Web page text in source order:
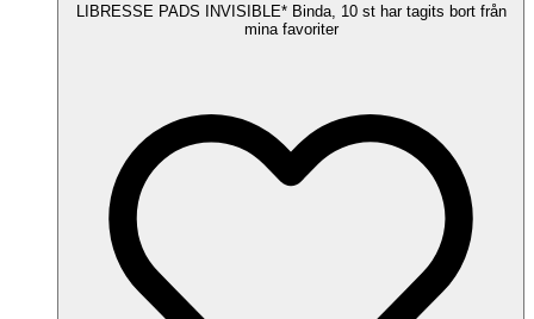
LIBRESSE PADS INVISIBLE* Binda, 10 st har tagits bort från
mina favoriter